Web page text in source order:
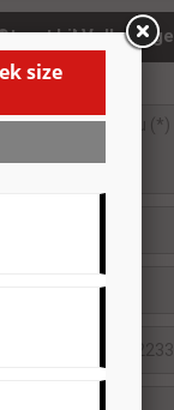
Volkswagen İlanı Vermek İçin Sizi Arayalım!
size